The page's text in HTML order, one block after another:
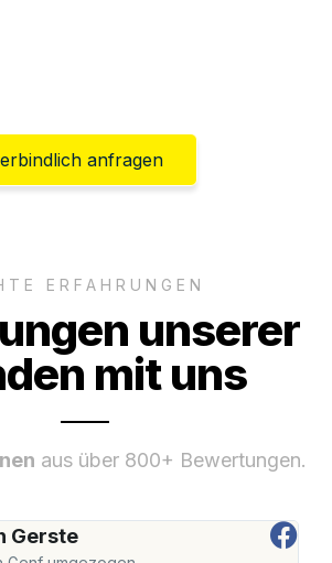
anfragen
ERFAHRUNGEN
unserer
mit uns
aus über 800+ Bewertungen.
Gerste